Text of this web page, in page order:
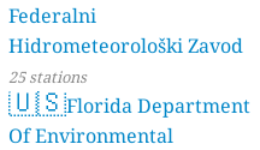
Federalni
Hidrometeorološki Zavod
25 stations
🇺🇸Florida Department
Of Environmental